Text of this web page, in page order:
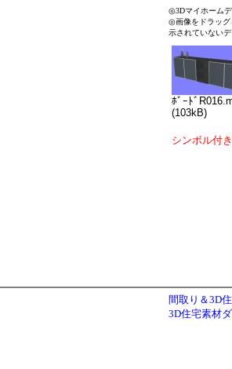
◎3Dマイホーム
◎画像をドラッグ
示されていない
ﾎﾞｰﾄﾞ
(103kB)
シンボル付き
間取り＆3D
3D住宅素材